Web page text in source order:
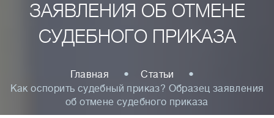
ЗАЯВЛЕНИЯ ОБ ОТМЕНЕ
СУДЕБНОГО ПРИКАЗА
Главная
Статьи
Как оспорить судебный приказ? Образец заявления
об отмене судебного приказа